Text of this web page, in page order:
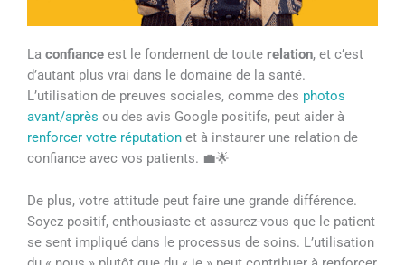
La confiance est le fondement de toute relation, et c’est
d’autant plus vrai dans le domaine de la santé.
L’utilisation de preuves sociales, comme des photos
avant/après ou des avis Google positifs, peut aider à
renforcer votre réputation et à instaurer une relation de
confiance avec vos patients. 💼🌟
De plus, votre attitude peut faire une grande différence.
Soyez positif, enthousiaste et assurez-vous que le patient
se sent impliqué dans le processus de soins. L’utilisation